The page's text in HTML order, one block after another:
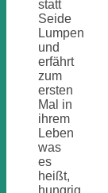
statt
Seide
Lumpen
und
erfährt
zum
ersten
Mal in
ihrem
Leben
was
es
heißt,
hungrig